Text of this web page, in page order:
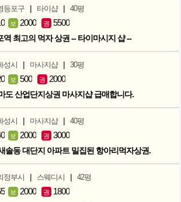
등포구 | 타이샵 | 40평
보 2000 권 5500
역 최고의 먹자 상권 -- 타이마시지 샵 --
성시 | 마사지샵 | 30평
보 500 권 2000
도 산업단지상권 마사지샵 급매합니다.
성시 | 마사지샵 | 40평
보 2000 권 3000
솔동 대단지 아파트 밀집된 항아리먹자상권.
정부시 | 스웨디시 | 42평
보 2000 권 1800